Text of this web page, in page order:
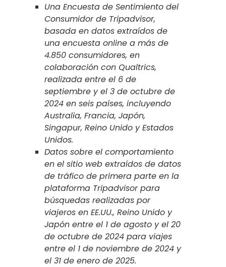
Una Encuesta de Sentimiento del
Consumidor de Tripadvisor,
basada en datos extraídos de
una encuesta online a más de
4.850 consumidores, en
colaboración con Qualtrics,
realizada entre el 6 de
septiembre y el 3 de octubre de
2024 en seis países, incluyendo
Australia, Francia, Japón,
Singapur, Reino Unido y Estados
Unidos.
Datos sobre el comportamiento
en el sitio web extraídos de datos
de tráfico de primera parte en la
plataforma Tripadvisor para
búsquedas realizadas por
viajeros en EE.UU., Reino Unido y
Japón entre el 1 de agosto y el 20
de octubre de 2024 para viajes
entre el 1 de noviembre de 2024 y
el 31 de enero de 2025.